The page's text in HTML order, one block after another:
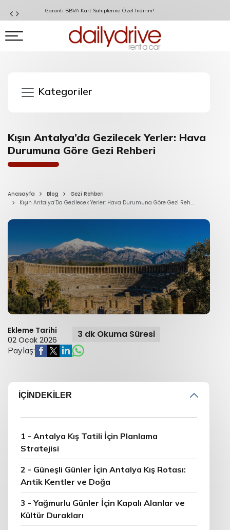
Garanti BBVA Kart Sahiplerine Özel İndirim!
Kışın Antalya’da Gezilecek Yerler: Hava
Durumuna Göre Gezi Rehberi
Anasayfa Blog
Gezi Rehberi
Kışın Antalya’Da Gezilecek Yerler: Hava Durumuna Göre Gezi Reh...
Ekleme Tarihi
02 Ocak 2026
3 dk Okuma Süresi
Paylaş:
İÇİNDEKİLER
1 - Antalya Kış Tatili İçin Planlama
Stratejisi
2 - Güneşli Günler İçin Antalya Kış Rotası:
Antik Kentler ve Doğa
3 - Yağmurlu Günler İçin Kapalı Alanlar ve
Kültür Durakları
Kategoriler